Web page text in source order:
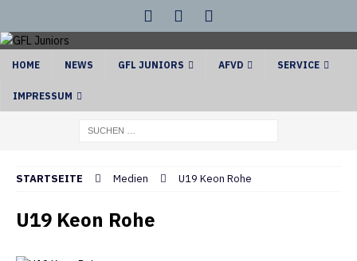
HOME NEWS GFL JUNIORS AFVD SERVICE
IMPRESSUM
STARTSEITE Medien U19 Keon Rohe
U19 Keon Rohe